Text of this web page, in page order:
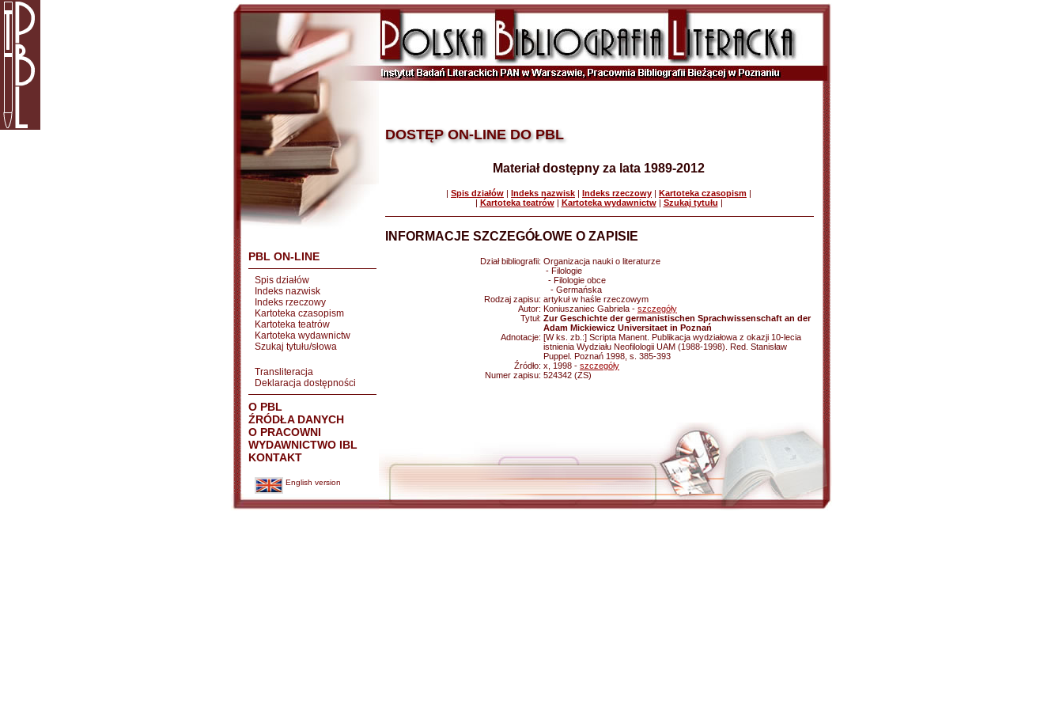
PBL ON-LINE
Spis działów
Indeks nazwisk
Indeks rzeczowy
Kartoteka czasopism
Kartoteka teatrów
Kartoteka wydawnictw
Szukaj tytułu/słowa
Transliteracja
Deklaracja dostępności
O PBL
ŹRÓDŁA DANYCH
O PRACOWNI
WYDAWNICTWO IBL
KONTAKT
English version
DOSTĘP ON-LINE DO PBL
Materiał dostępny za lata 1989-2012
| Spis działów | Indeks nazwisk | Indeks rzeczowy | Kartoteka czasopism |
| Kartoteka teatrów| Kartoteka wydawnictw| Szukaj tytułu |
INFORMACJE SZCZEGÓŁOWE O ZAPISIE
Dział bibliografii: Organizacja nauki o literaturze
- Filologie
- Filologie obce
- Germańska
Rodzaj zapisu: artykuł w haśle rzeczowym
Autor: Koniuszaniec Gabriela - szczegóły
Tytuł: Zur Geschichte der germanistischen Sprachwissenschaft an der
Adam Mickiewicz Universitaet in Poznań
Adnotacje: [W ks. zb.:] Scripta Manent. Publikacja wydziałowa z okazji 10-lecia
istnienia Wydziału Neofilologii UAM (1988-1998). Red. Stanisław
Puppel. Poznań 1998, s. 385-393
Źródło: x, 1998 - szczegóły
Numer zapisu: 524342 (ZS)